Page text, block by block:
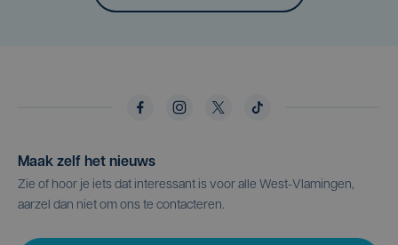
Maak zelf het nieuws
Zie of hoor je iets dat interessant is voor alle West-Vlamingen,
aarzel dan niet om ons te contacteren.